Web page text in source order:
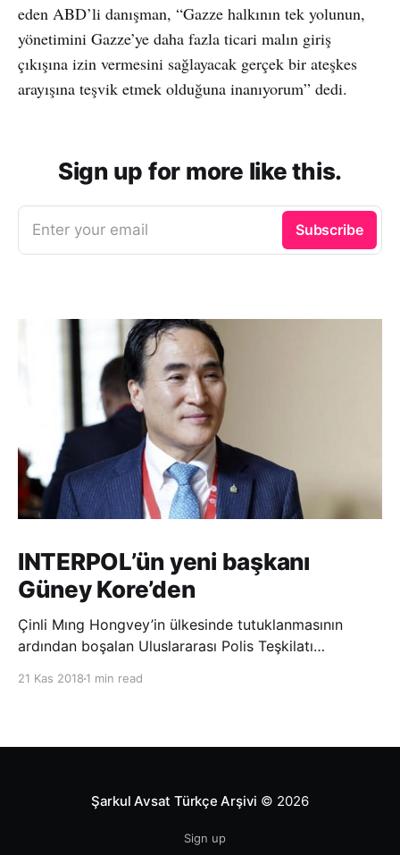
eden ABD’li danışman, “Gazze halkının tek yolunun,
yönetimini Gazze’ye daha fazla ticari malın giriş
çıkışına izin vermesini sağlayacak gerçek bir ateşkes
arayışına teşvik etmek olduğuna inanıyorum” dedi.
Sign up for more like this.
Enter your email Subscribe
INTERPOL’ün yeni başkanı
Güney Kore’den
Çinli Mıng Hongvey’in ülkesinde tutuklanmasının
ardından boşalan Uluslararası Polis Teşkilatı
21 Kas 2018 1 min read
Şarkul Avsat Türkçe Arşivi © 2026
Sign up